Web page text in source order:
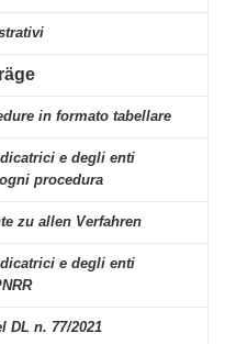
in formato tabellare
e degli enti
procedura
zu allen Verfahren
e degli enti
DL n. 77/2021